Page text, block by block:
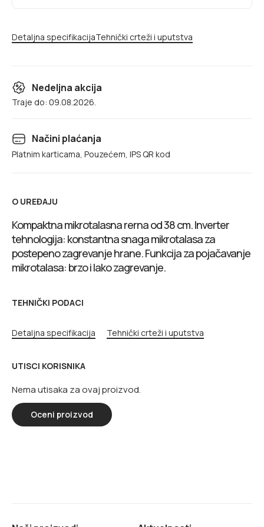
Detaljna specifikacijaTehnički crteži i uputstva
Nedeljna akcija
Traje do: 09.08.2026.
Načini plaćanja
Platnim karticama, Pouzećem, IPS QR kod
O UREĐAJU
Kompaktna mikrotalasna rerna od 38 cm. Inverter
tehnologija: konstantna snaga mikrotalasa za
postepeno zagrevanje hrane. Funkcija za pojačavanje
mikrotalasa: brzo i lako zagrevanje.
TEHNIČKI PODACI
Detaljna specifikacija Tehnički crteži i uputstva
UTISCI KORISNIKA
Nema utisaka za ovaj proizvod.
Oceni proizvod